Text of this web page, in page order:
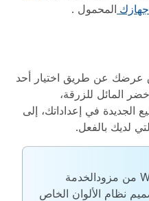
المحمول .
عرضك عن طريق اختيار أحد
المائل للزرقة،
الجديدة في إعداداتك، إلى
لديك بالفعل.
إذا اشتركت في Webex من مزودالخدمة
نظام الألوان الخاص